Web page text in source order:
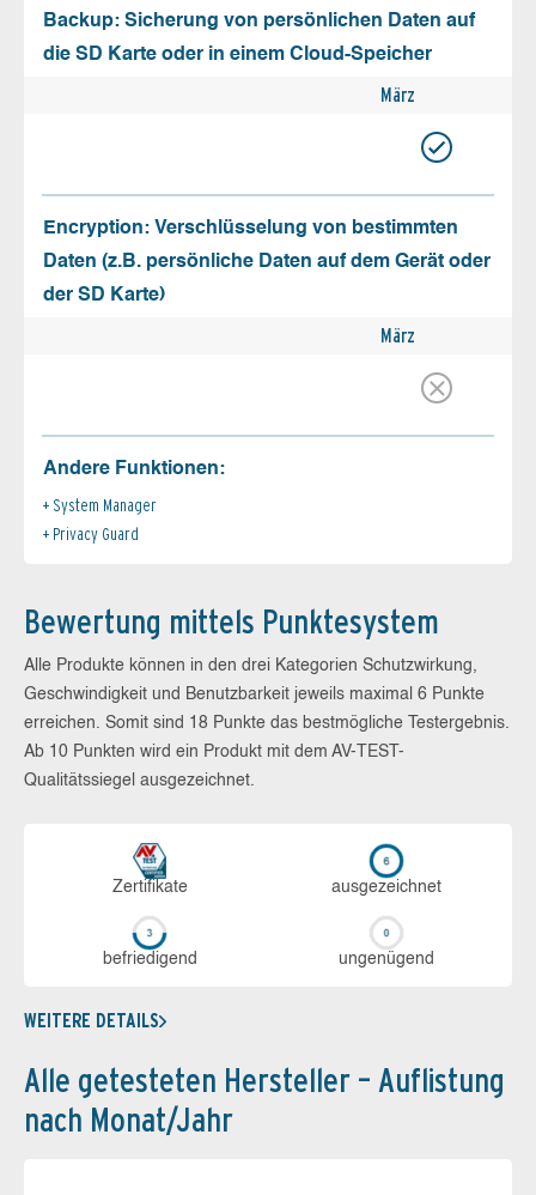
Backup: Sicherung von persönlichen Daten auf
die SD Karte oder in einem Cloud-Speicher
März
Encryption: Verschlüsselung von bestimmten
Daten (z.B. persönliche Daten auf dem Gerät oder
der SD Karte)
März
Andere Funktionen:
System Manager
Privacy Guard
Bewertung mittels Punktesystem
Alle Produkte können in den drei Kategorien Schutzwirkung,
Geschwindigkeit und Benutzbarkeit jeweils maximal 6 Punkte
erreichen. Somit sind 18 Punkte das bestmögliche Testergebnis.
Ab 10 Punkten wird ein Produkt mit dem AV-TEST-
Qualitätssiegel ausgezeichnet.
Zerti­fikate aus­ge­zeich­net
be­frie­di­gend un­ge­nü­gend
WEITERE DETAILS
Alle getesteten Hersteller – Auflistung
nach Monat/Jahr